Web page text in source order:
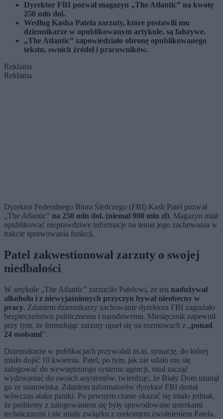
Dyrektor FBI pozwał magazyn „The Atlantic” na kwotę
250 mln dol.
Według Kasha Patela zarzuty, które postawili mu
dziennikarze w opublikowanym artykule, są fałszywe.
„The Atlantic” zapowiedziało obronę opublikowanego
tekstu, swoich źródeł i pracowników.
Reklama
Reklama
Dyrektor Federalnego Biura Śledczego (FBI) Kash Patel pozwał
„The Atlantic” na 250 mln dol. (niemal 900 mln zł). Magazyn miał
opublikować nieprawdziwe informacje na temat jego zachowania w
trakcie sprawowania funkcji.
Patel zakwestionował zarzuty o swojej
niedbałości
W artykule „The Atlantic” zarzuciło Patelowi, że ten nadużywał
alkoholu i z niewyjaśnionych przyczyn bywał nieobecny w
pracy. Zdaniem dziennikarzy zachowanie dyrektora FBI zagrażało
bezpieczeństwu publicznemu i narodowemu. Miesięcznik zapewnił
przy tym, że formułując zarzuty oparł się na rozmowach z „ponad
24 osobami”.
Dziennikarze w publikacjach przywołali m.in. sytuację, do której
miało dojść 10 kwietnia. Patel, po tym, jak nie udało mu się
zalogować do wewnętrznego systemu agencji, miał zacząć
wydzwaniać do swoich asystentów, twierdząc, że Biały Dom usunął
go ze stanowiska. Zdaniem informatorów dyrektor FBI dostał
wówczas ataku paniki. Po pewnym czasie okazać się miało jednak,
że problemy z zalogowaniem się były spowodowane usterkami
technicznymi i nie miały związku z rzekomym zwolnieniem Patela.